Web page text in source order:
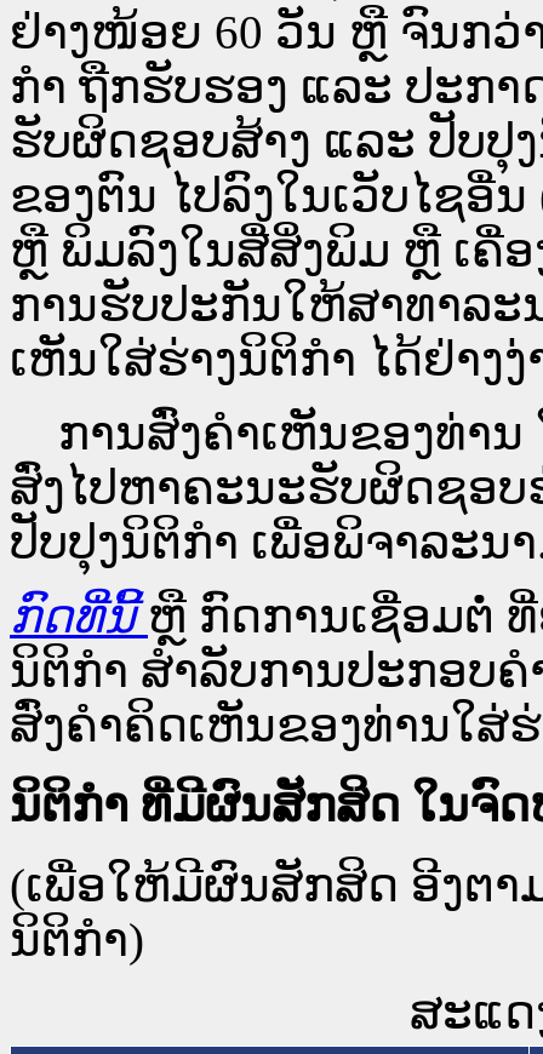
ຢ່າງໜ້ອຍ 60 ວັນ ຫຼື ຈົນກ
ກໍາ ຖືກຮັບຮອງ ແລະ ປະກ
ຮັບຜິດຊອບສ້າງ ແລະ ປັບປຸ
ຂອງຕົນ ໄປລົງໃນ​ເວັບ​ໄຊ​ອື່
ຫຼື ພິມລົງໃນສື່ສິ່ງພິມ ຫຼື ເຄື່
ການຮັບປະກັນໃຫ້ສາທາລະ
ເຫັນໃສ່ຮ່າງນິຕິກຳ ໄດ້ຢ່າງ
ການສົ່ງຄໍາເຫັນຂອງທ່ານ
ສົ່ງໄປຫາຄະນະຮັບຜິດຊອບ
ປັບປຸງນິຕິກຳ ເພື່ອພິຈາລະນ
ກົດທີ່ນີ້ ຫຼື ກົດການເຊື່ອມຕໍ່ ທີ່
ນິຕິກໍາ ສໍາລັບການປະກອບ
ສົ່ງຄຳຄິດເຫັນຂອງທ່ານໃສ່
ນິຕິກໍາ ທີ່ມີຜົນສັກສິດ ໃນຈົ
(ເພື່ອໃຫ້ມີຜົນສັກສິດ ອີງຕ
ນິຕິກໍາ)
ສະແດ